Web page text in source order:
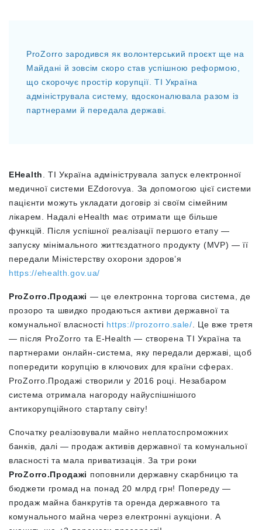
ProZorro зародився як волонтерський проєкт ще на
Майдані й зовсім скоро став успішною реформою,
що скорочує простір корупції. ТІ Україна
адмініструвала систему, вдосконалювала разом із
партнерами й передала державі.
EHealth
. ТІ Україна адмініструвала запуск електронної
медичної системи EZdorovya. За допомогою цієї системи
пацієнти можуть укладати договір зі своїм сімейним
лікарем. Надалі eHealth має отримати ще більше
функцій. Після успішної реалізації першого етапу —
запуску мінімального життєздатного продукту (MVP) — її
передали Міністерству охорони здоров’я
https://ehealth.gov.ua/
ProZorro.Продажі — це електронна торгова система, де
прозоро та швидко продаються активи державної та
комунальної власності https://prozorro.sale/ . Це вже третя
— після ProZorro та E-Health — створена TI Україна та
партнерами онлайн-система, яку передали державі, щоб
попередити корупцію в ключових для країни сферах.
ProZorro.Продажі створили у 2016 році. Незабаром
система отримала нагороду найуспішнішого
антикорупційного стартапу світу!
Спочатку реалізовували майно неплатоспроможних
банків, далі — продаж активів державної та комунальної
власності та мала приватизація. За три роки
ProZorro.Продажі поповнили державну скарбницю та
бюджети громад на понад 20 млрд грн! Попереду —
продаж майна банкрутів та оренда державного та
комунального майна через електронні аукціони. А